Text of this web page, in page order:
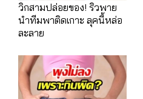
วิกสามปล่อยของ! ริวพาย
นำทีมพาติดเกาะ ลุคนี้หล่อ
ละลาย